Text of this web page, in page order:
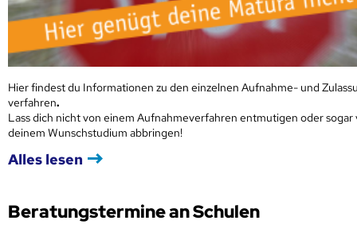
Hier findest du Informationen zu den einzelnen Aufnahme- und
verfahren.
Lass dich nicht von einem Aufnahmeverfahren entmutigen oder sogar
deinem Wunschstudium abbringen!
Alles lesen
Beratungstermine an Schulen